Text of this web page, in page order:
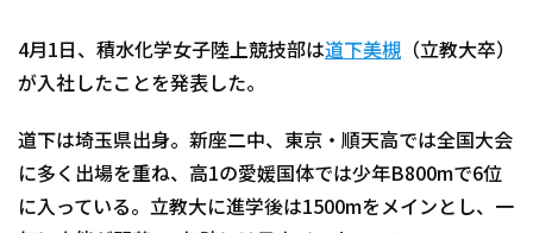
4月1日、積水化学女子陸上競技部は道下美槻 （立教大卒）
が入社したことを発表した。
道下は埼玉県出身。新座二中、東京・順天高では全国大会
に多く出場を重ね、高1の愛媛国体では少年B800mで6位
に入っている。立教大に進学後は1500mをメインとし、一